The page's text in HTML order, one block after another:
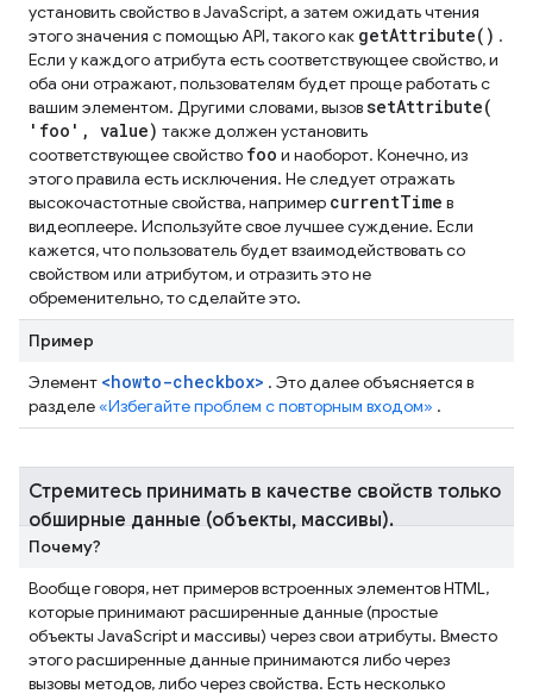
установить свойство в JavaScript, а затем ожидать чтения
этого значения с помощью API, такого как getAttribute( ) .
Если у каждого атрибута есть соответствующее свойство, и
оба они отражают, пользователям будет проще работать с
вашим элементом. Другими словами, вызовsetAttribute(
'foo' , value) также должен установить
соответствующее свойство foo и наоборот. Конечно, из
этого правила есть исключения. Не следует отражать
высокочастотные свойства, например currentTime в
видеоплеере. Используйте свое лучшее суждение. Если
кажется, что пользователь будет взаимодействовать со
свойством или атрибутом, и отразить это не
обременительно, то сделайте это.
Пример
Элемент <howto-checkbox> . Это далее объясняется в
разделе«Избегайте проблем с повторным входом» .
Стремитесь принимать в качестве свойств только
обширные данные (объекты, массивы).
Почему?
Вообще говоря, нет примеров встроенных элементов HTML,
которые принимают расширенные данные (простые
объекты JavaScript и массивы) через свои атрибуты. Вместо
этого расширенные данные принимаются либо через
вызовы методов, либо через свойства. Есть несколько